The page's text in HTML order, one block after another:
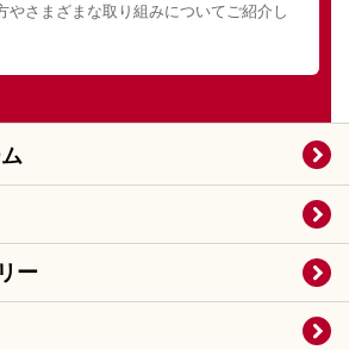
やさまざまな取り組みについてご紹介し
ー